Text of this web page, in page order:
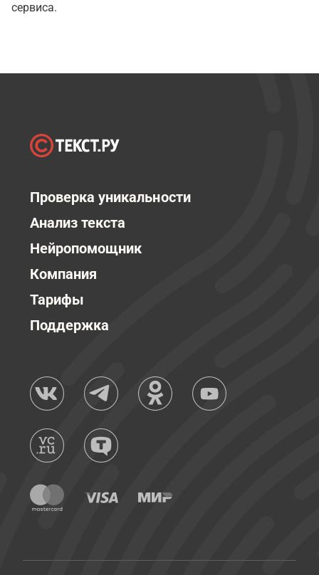
сервиса.
Проверка уникальности
Анализ текста
Нейропомощник
Компания
Тарифы
Поддержка